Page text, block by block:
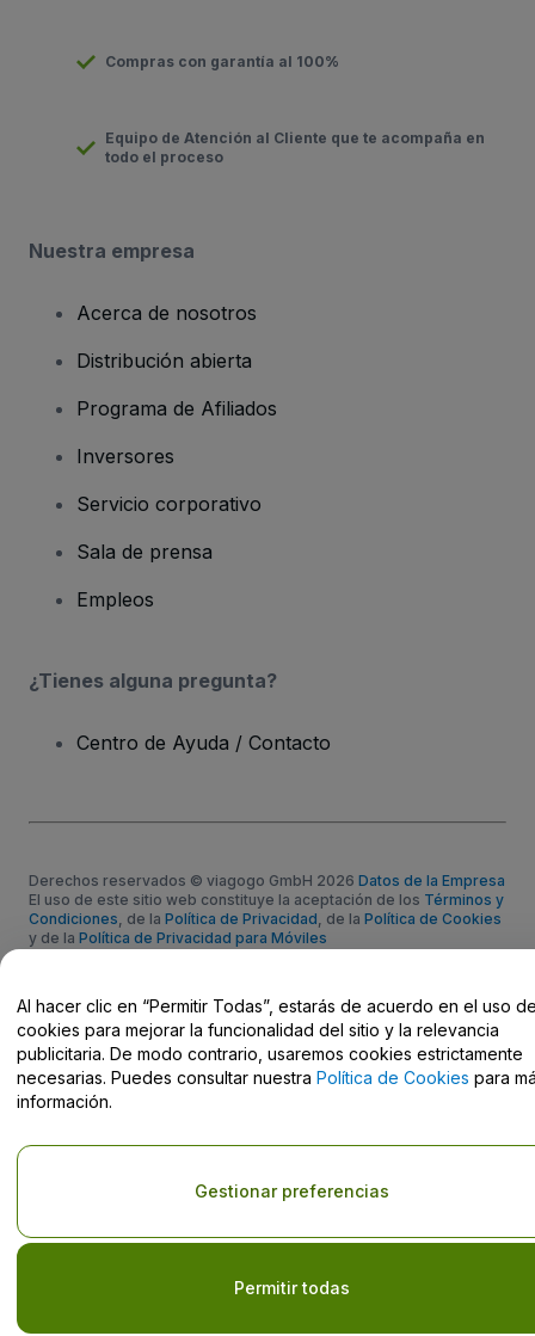
Compras con garantía al 100%
Equipo de Atención al Cliente que te acompaña en
todo el proceso
Nuestra empresa
Acerca de nosotros
Distribución abierta
Programa de Afiliados
Inversores
Servicio corporativo
Sala de prensa
Empleos
¿Tienes alguna pregunta?
Centro de Ayuda / Contacto
Derechos reservados © viagogo GmbH 2026 Datos de la Empresa
El uso de este sitio web constituye la aceptación de los Términos y
Condiciones , de la Política de Privacidad , de la Política de Cookies
y de la Política de Privacidad para Móviles
Al hacer clic en “Permitir Todas”, estarás de acuerdo en el uso
cookies para mejorar la funcionalidad del sitio y la relevancia
publicitaria. De modo contrario, usaremos cookies estrictamente
necesarias. Puedes consultar nuestra Política de Cookies para
información.
Permitir todas
Gestionar preferencias